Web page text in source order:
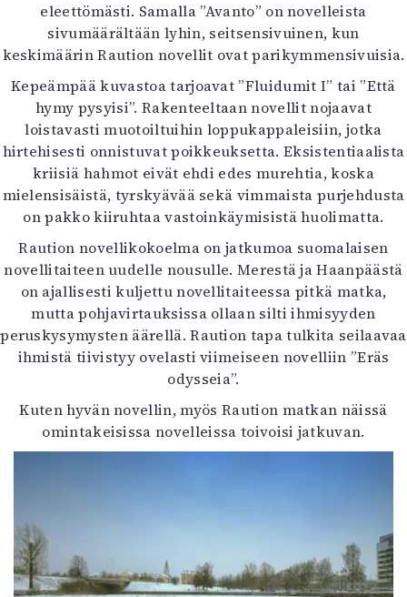
eleettömästi. Samalla ”Avanto” on novelleista
sivumäärältään lyhin, seitsensivuinen, kun
keskimäärin Raution novellit ovat parikymmensivuisia.
Kepeämpää kuvastoa tarjoavat ”Fluidumit I” tai ”Että
hymy pysyisi”. Rakenteeltaan novellit nojaavat
loistavasti muotoiltuihin loppukappaleisiin, jotka
hirtehisesti onnistuvat poikkeuksetta. Eksistentiaalista
kriisiä hahmot eivät ehdi edes murehtia, koska
mielensisäistä, tyrskyävää sekä vimmaista purjehdusta
on pakko kiiruhtaa vastoinkäymisistä huolimatta.
Raution novellikokoelma on jatkumoa suomalaisen
novellitaiteen uudelle nousulle. Merestä ja Haanpäästä
on ajallisesti kuljettu novellitaiteessa pitkä matka,
mutta pohjavirtauksissa ollaan silti ihmisyyden
peruskysymysten äärellä. Raution tapa tulkita seilaavaa
ihmistä tiivistyy ovelasti viimeiseen novelliin ”Eräs
odysseia”.
Kuten hyvän novellin, myös Raution matkan näissä
omintakeisissa novelleissa toivoisi jatkuvan.